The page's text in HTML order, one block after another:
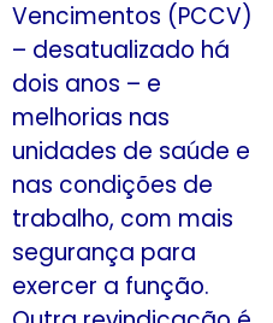
Vencimentos (PCCV)
– desatualizado há
dois anos – e
melhorias nas
unidades de saúde e
nas condições de
trabalho, com mais
segurança para
exercer a função.